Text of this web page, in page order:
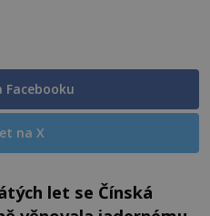
Facebooku
na X
let se Čínská